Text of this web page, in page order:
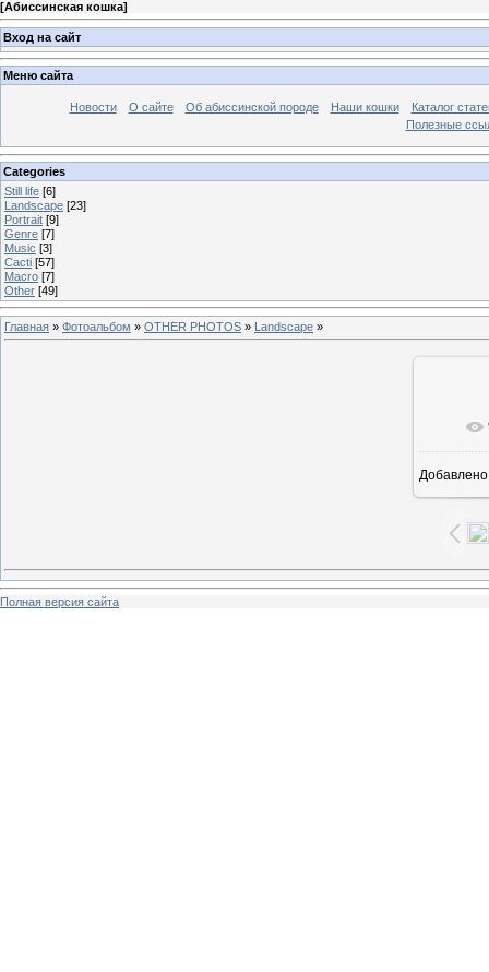
[Абиссинская кошка]
Вход на сайт
Меню сайта
Новости О сайте Об абиссинской породе Наши кошки
Каталог
Полезные
Categories
Still life [6]
Landscape [23]
Portrait [9]
Genre [7]
Music [3]
Cacti [57]
Macro [7]
Other [49]
Главная » Фотоальбом » OTHER PHOTOS » Landscape »
В
Добавлено
Полная версия сайта